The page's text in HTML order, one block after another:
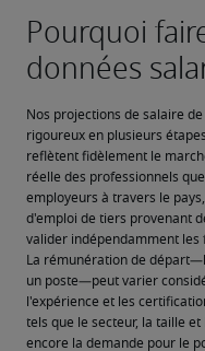
Nos projections de salaire
rigoureux en plusieurs
reflètent fidèlement le
réelle des professionnels
employeurs à travers le
d'emploi de tiers provenant
valider indépendamment les
La rémunération de
un poste—peut varier
l'expérience et les
tels que le secteur, la taille
encore la demande pour le